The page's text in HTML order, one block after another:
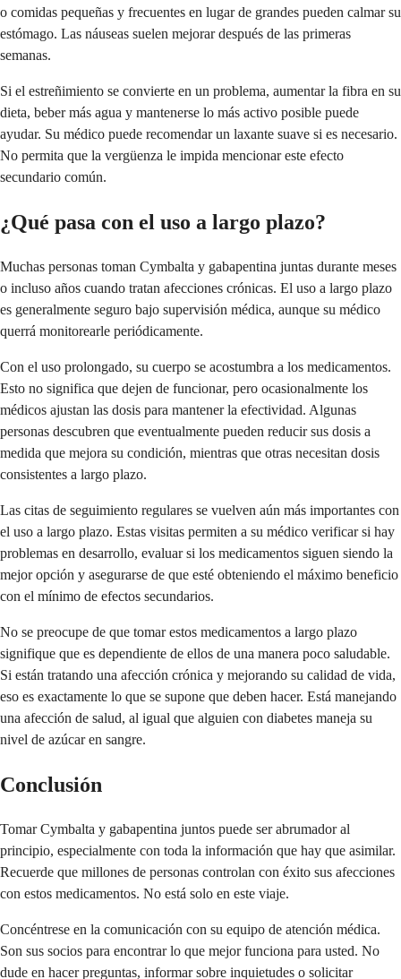
o comidas pequeñas y frecuentes en lugar de grandes pueden calmar su
estómago. Las náuseas suelen mejorar después de las primeras
semanas.
Si el estreñimiento se convierte en un problema, aumentar la fibra en su
dieta, beber más agua y mantenerse lo más activo posible puede
ayudar. Su médico puede recomendar un laxante suave si es necesario.
No permita que la vergüenza le impida mencionar este efecto
secundario común.
¿Qué pasa con el uso a largo plazo?
Muchas personas toman Cymbalta y gabapentina juntas durante meses
o incluso años cuando tratan afecciones crónicas. El uso a largo plazo
es generalmente seguro bajo supervisión médica, aunque su médico
querrá monitorearle periódicamente.
Con el uso prolongado, su cuerpo se acostumbra a los medicamentos.
Esto no significa que dejen de funcionar, pero ocasionalmente los
médicos ajustan las dosis para mantener la efectividad. Algunas
personas descubren que eventualmente pueden reducir sus dosis a
medida que mejora su condición, mientras que otras necesitan dosis
consistentes a largo plazo.
Las citas de seguimiento regulares se vuelven aún más importantes con
el uso a largo plazo. Estas visitas permiten a su médico verificar si hay
problemas en desarrollo, evaluar si los medicamentos siguen siendo la
mejor opción y asegurarse de que esté obteniendo el máximo beneficio
con el mínimo de efectos secundarios.
No se preocupe de que tomar estos medicamentos a largo plazo
signifique que es dependiente de ellos de una manera poco saludable.
Si están tratando una afección crónica y mejorando su calidad de vida,
eso es exactamente lo que se supone que deben hacer. Está manejando
una afección de salud, al igual que alguien con diabetes maneja su
nivel de azúcar en sangre.
Conclusión
Tomar Cymbalta y gabapentina juntos puede ser abrumador al
principio, especialmente con toda la información que hay que asimilar.
Recuerde que millones de personas controlan con éxito sus afecciones
con estos medicamentos. No está solo en este viaje.
Concéntrese en la comunicación con su equipo de atención médica.
Son sus socios para encontrar lo que mejor funciona para usted. No
dude en hacer preguntas, informar sobre inquietudes o solicitar